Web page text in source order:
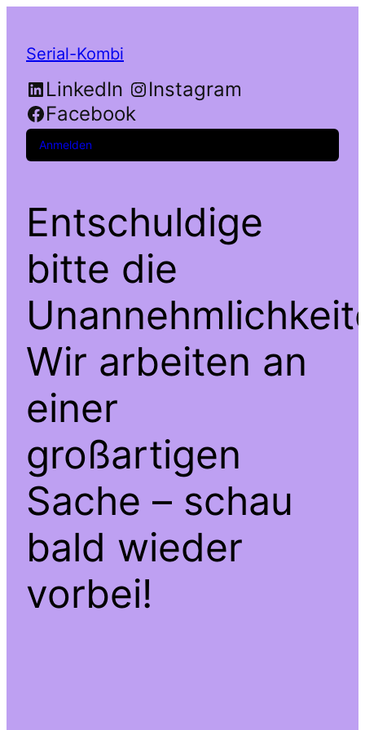
Serial-Kombi
LinkedIn
Instagram
Facebook
Anmelden
Entschuldige
bitte die
Wir arbeiten an
einer
großartigen
Sache – schau
bald wieder
vorbei!